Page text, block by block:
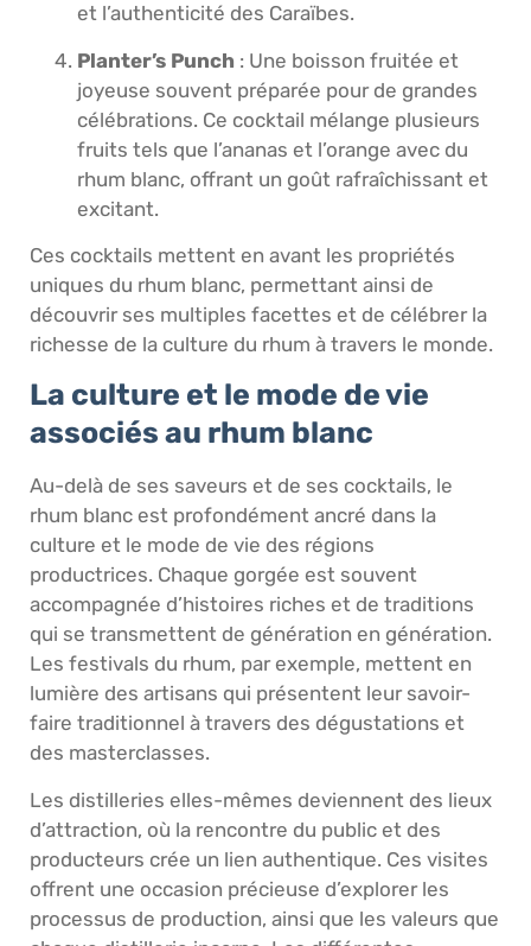
et l’authenticité des Caraïbes.
Planter’s Punch : Une boisson fruitée et
joyeuse souvent préparée pour de grandes
célébrations. Ce cocktail mélange plusieurs
fruits tels que l’ananas et l’orange avec du
rhum blanc, offrant un goût rafraîchissant et
excitant.
Ces cocktails mettent en avant les propriétés
uniques du rhum blanc, permettant ainsi de
découvrir ses multiples facettes et de célébrer la
richesse de la culture du rhum à travers le monde.
La culture et le mode de vie
associés au rhum blanc
Au-delà de ses saveurs et de ses cocktails, le
rhum blanc est profondément ancré dans la
culture et le mode de vie des régions
productrices. Chaque gorgée est souvent
accompagnée d’histoires riches et de traditions
qui se transmettent de génération en génération.
Les festivals du rhum, par exemple, mettent en
lumière des artisans qui présentent leur savoir-
faire traditionnel à travers des dégustations et
des masterclasses.
Les distilleries elles-mêmes deviennent des lieux
d’attraction, où la rencontre du public et des
producteurs crée un lien authentique. Ces visites
offrent une occasion précieuse d’explorer les
processus de production, ainsi que les valeurs que